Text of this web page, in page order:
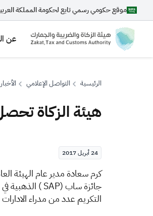
موقع حكومي رسمي تابع لحكومة المملكة
عن
بحث
اقتراحات
الزكاة الجمارك
الرئيسية التواصل الإعلامي الأخبار
هيئة الزكاة
24 أبريل 2017
كرم سعادة مدير عام الهيئة
التكريم عدد من مدراء